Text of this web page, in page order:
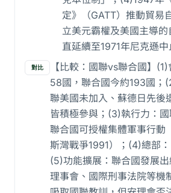
定》（GATT）推動貿易
立美元霸權及美國主導
直延續至1971年尼克遜中
對比
【比較：國聯vs聯合國】
58國，聯合國今約193國；
聯美國未加入、蘇德日先後
皆積極參與；(3)執行力：國
聯合國可授權集體軍事行動
斯灣戰爭1991）；(4)總部
(5)功能擴展：聯合國發展
理事會、國際刑事法院等機